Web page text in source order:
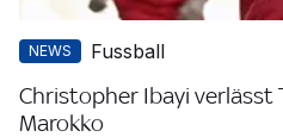
NEWS Fussball
Christopher Ibayi verlässt
Marokko